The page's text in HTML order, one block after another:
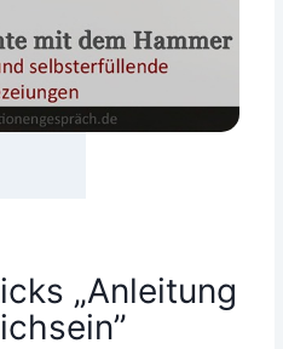
„Anleitung